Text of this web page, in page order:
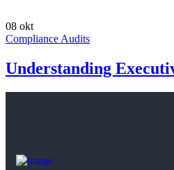
08 okt
Compliance Audits
Understanding